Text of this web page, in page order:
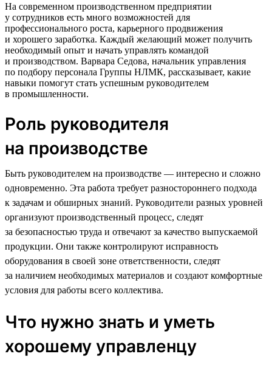
На современном производственном предприятии
у сотрудников есть много возможностей для
профессионального роста, карьерного продвижения
и хорошего заработка. Каждый желающий может получить
необходимый опыт и начать управлять командой
и производством. Варвара Седова, начальник управления
по подбору персонала Группы НЛМК, рассказывает, какие
навыки помогут стать успешным руководителем
в промышленности.
Роль руководителя
на производстве
Быть руководителем на производстве — интересно и сложно
одновременно. Эта работа требует разностороннего подхода
к задачам и обширных знаний. Руководители разных уровней
организуют производственный процесс, следят
за безопасностью труда и отвечают за качество выпускаемой
продукции. Они также контролируют исправность
оборудования в своей зоне ответственности, следят
за наличием необходимых материалов и создают комфортные
условия для работы всего коллектива.
Что нужно знать и уметь
хорошему управленцу